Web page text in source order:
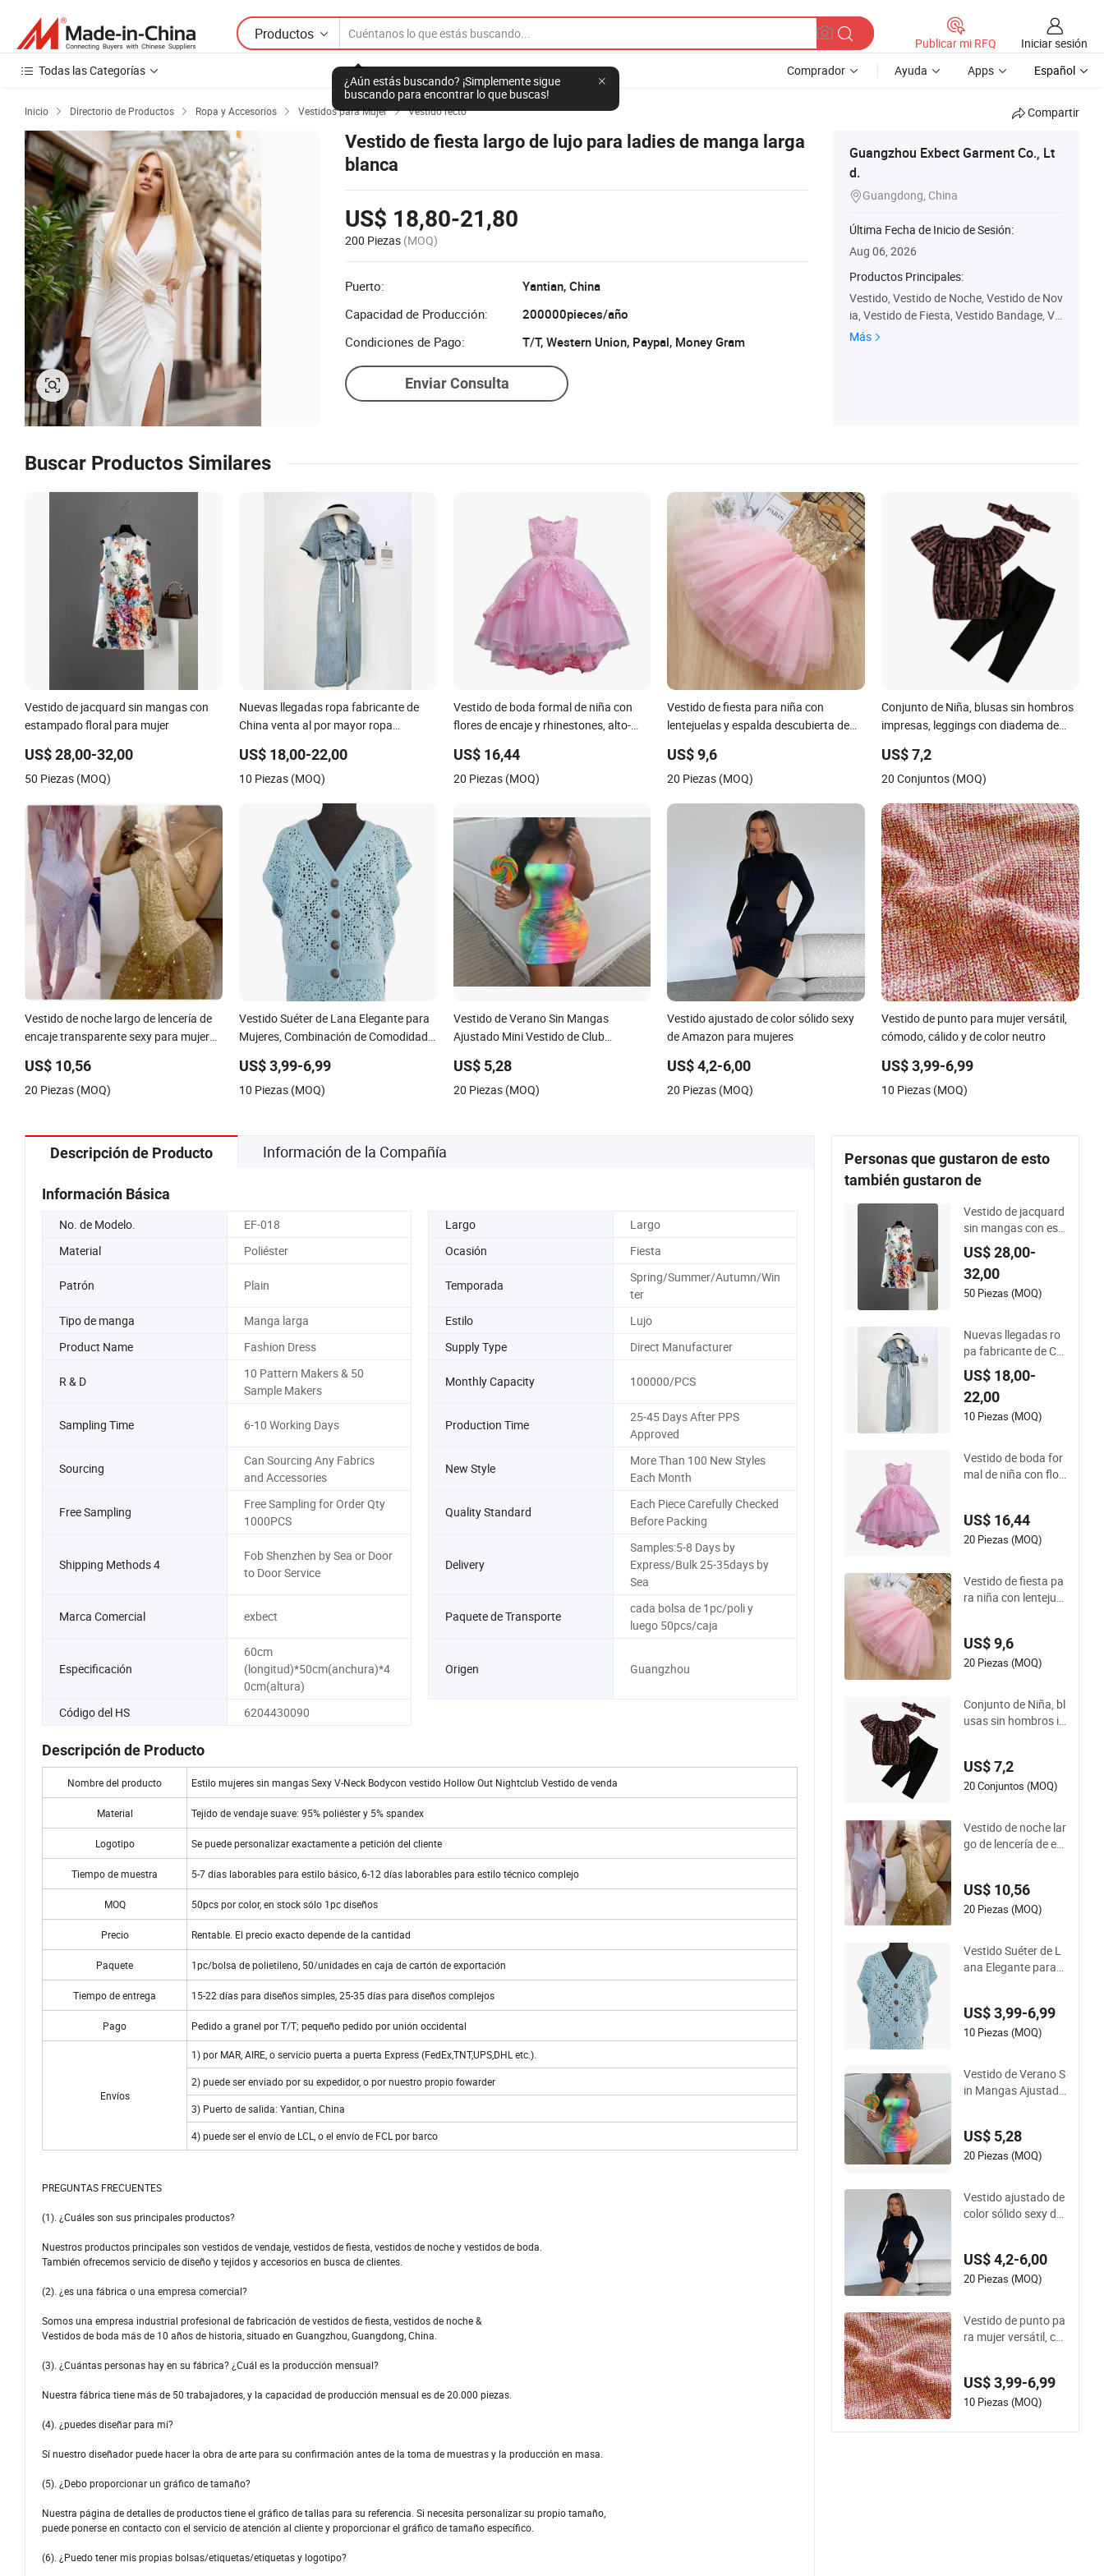
Productos
¿Aún estás buscando? ¡Simplemente sigue
buscando para encontrar lo que buscas!
Publicar mi RFQ
Iniciar sesión
Todas las Categorías
Comprador Ayuda Apps Español
Inicio  Directorio de Productos  Ropa y Accesorios  Vestidos para Mujer  Vestido recto Compartir
Vestido de fiesta largo de lujo para ladies de manga larga
blanca
US$ 18,80-21,80
200 Piezas (MOQ)
Puerto:
Yantian, China
Capacidad de Producción:
200000pieces/año
Condiciones de Pago:
T/T, Western Union, Paypal, Money Gram
Enviar Consulta
Guangzhou Exbect Garment Co., Lt
d.
Guangdong, China
Última Fecha de Inicio de Sesión:
Aug 06, 2026
Productos Principales:
Vestido, Vestido de Noche, Vestido de Nov
ia, Vestido de Fiesta, Vestido Bandage, Ve
stido de Prom, Blazer, Traje, Mono, Falda
Más
Buscar Productos Similares
Vestido de jacquard sin mangas con
estampado floral para mujer
US$ 28,00-32,00
50 Piezas (MOQ)
Nuevas llegadas ropa fabricante de
China venta al por mayor ropa
para mujeres vestido de jeans de
verano
US$ 18,00-22,00
10 Piezas (MOQ)
Vestido de boda formal de niña con
flores de encaje y rhinestones, alto-
US$ 16,44
20 Piezas (MOQ)
Vestido de fiesta para niña con
lentejuelas y espalda descubierta de
US$ 9,6
20 Piezas (MOQ)
Conjunto de Niña, blusas sin hombros
impresas, leggings con diadema de
US$ 7,2
20 Conjuntos (MOQ)
Vestido de noche largo de lencería de
encaje transparente sexy para mujeres
US$ 10,56
20 Piezas (MOQ)
Vestido Suéter de Lana Elegante para
Mujeres, Combinación de Comodidad
US$ 3,99-6,99
10 Piezas (MOQ)
Vestido de Verano Sin Mangas
Ajustado Mini Vestido de Club
US$ 5,28
20 Piezas (MOQ)
Vestido ajustado de color sólido sexy
de Amazon para mujeres
US$ 4,2-6,00
20 Piezas (MOQ)
Vestido de punto para mujer versátil,
cómodo, cálido y de color neutro
US$ 3,99-6,99
10 Piezas (MOQ)
Descripción de Producto Información de la Compañía
Información Básica
No. de Modelo. EF-018 Largo
Largo
Material
Poliéster Ocasión Fiesta
Patrón Plain Temporada
Spring/Summer/Autumn/Win
ter
Tipo de manga
Manga larga Estilo
Lujo
Product Name
Fashion Dress Supply Type Direct Manufacturer
R & D
10 Pattern Makers & 50
Sample Makers
Monthly Capacity 100000/PCS
Sampling Time 6-10 Working Days Production Time
25-45 Days After PPS
Approved
Sourcing
Can Sourcing Any Fabrics
and Accessories
New Style
More Than 100 New Styles
Each Month
Free Sampling
Free Sampling for Order Qty
1000PCS
Quality Standard
Each Piece Carefully Checked
Before Packing
Shipping Methods 4
Fob Shenzhen by Sea or Door
to Door Service
Delivery
Samples:5-8 Days by
Express/Bulk 25-35days by
Sea
Marca Comercial exbect Paquete de Transporte
cada bolsa de 1pc/poli y
luego 50pcs/caja
Especificación
60cm
(longitud)*50cm(anchura)*4
0cm(altura)
Origen Guangzhou
Código del HS 6204430090
Descripción de Producto
Nombre del producto Estilo mujeres sin mangas Sexy V-Neck Bodycon vestido Hollow Out Nightclub Vestido de venda
Material Tejido de vendaje suave: 95% poliéster y 5% spandex
Logotipo Se puede personalizar exactamente a petición del cliente
Tiempo de muestra 5-7 días laborables para estilo básico, 6-12 días laborables para estilo técnico complejo
MOQ 50pcs por color, en stock sólo 1pc diseños
Precio Rentable. El precio exacto depende de la cantidad
Paquete 1pc/bolsa de polietileno, 50/unidades en caja de cartón de exportación
Tiempo de entrega 15-22 días para diseños simples, 25-35 días para diseños complejos
Pago Pedido a granel por T/T; pequeño pedido por unión occidental
Envíos
1) por MAR, AIRE, o servicio puerta a puerta Express (FedEx,TNT,UPS,DHL etc.).
2) puede ser enviado por su expedidor, o por nuestro propio fowarder
3) Puerto de salida: Yantian, China
4) puede ser el envío de LCL, o el envío de FCL por barco
PREGUNTAS FRECUENTES
(1). ¿Cuáles son sus principales productos?
Nuestros productos principales son vestidos de vendaje, vestidos de fiesta, vestidos de noche y vestidos de boda.
También ofrecemos servicio de diseño y tejidos y accesorios en busca de clientes.
(2). ¿es una fábrica o una empresa comercial?
Somos una empresa industrial profesional de fabricación de vestidos de fiesta, vestidos de noche &
Vestidos de boda más de 10 años de historia, situado en Guangzhou, Guangdong, China.
(3). ¿Cuántas personas hay en su fábrica? ¿Cuál es la producción mensual?
Nuestra fábrica tiene más de 50 trabajadores, y la capacidad de producción mensual es de 20.000 piezas.
(4). ¿puedes diseñar para mí?
Sí nuestro diseñador puede hacer la obra de arte para su confirmación antes de la toma de muestras y la producción en masa.
(5). ¿Debo proporcionar un gráfico de tamaño?
Nuestra página de detalles de productos tiene el gráfico de tallas para su referencia. Si necesita personalizar su propio tamaño,
puede ponerse en contacto con el servicio de atención al cliente y proporcionar el gráfico de tamaño específico.
(6). ¿Puedo tener mis propias bolsas/etiquetas/etiquetas y logotipo?
Personas que gustaron de esto
también gustaron de
Vestido de jacquard
sin mangas con est
ampado floral para
mujer
US$ 28,00-
32,00
50 Piezas (MOQ)
Nuevas llegadas ro
pa fabricante de Chi
na venta al por may
or ropa personaliza
da vestido de club s
exy para mujeres ve
US$ 18,00-
22,00
10 Piezas (MOQ)
Vestido de boda for
mal de niña con flor
g13540
US$ 16,44
20 Piezas (MOQ)
Vestido de fiesta pa
ra niña con lentejuel
le Tutu Esg13541
US$ 9,6
20 Piezas (MOQ)
Conjunto de Niña, bl
usas sin hombros i
Esg14228
US$ 7,2
20 Conjuntos (MOQ)
Vestido de noche lar
go de lencería de en
g11376
US$ 10,56
20 Piezas (MOQ)
Vestido Suéter de L
ana Elegante para
odo el Día
US$ 3,99-6,99
10 Piezas (MOQ)
Vestido de Verano S
in Mangas Ajustado
US$ 5,28
20 Piezas (MOQ)
Vestido ajustado de
color sólido sexy de
US$ 4,2-6,00
20 Piezas (MOQ)
Vestido de punto pa
ra mujer versátil, có
US$ 3,99-6,99
10 Piezas (MOQ)